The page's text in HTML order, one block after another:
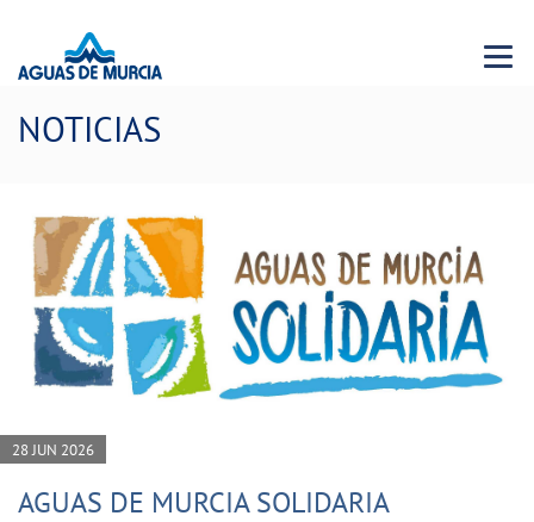
Menu
NOTICIAS
28 JUN 2026
AGUAS DE MURCIA SOLIDARIA